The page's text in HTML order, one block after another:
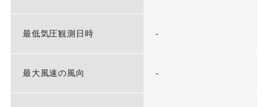
最低気圧観測日時 -
最大風速の風向 -